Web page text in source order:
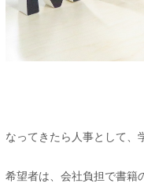
なってきたら人事として、
希望者は、会社負担で書籍